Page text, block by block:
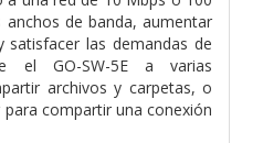
de banda, aumentar
las demandas de
el GO-SW-5E a varias
archivos y carpetas, o
compartir una conexión